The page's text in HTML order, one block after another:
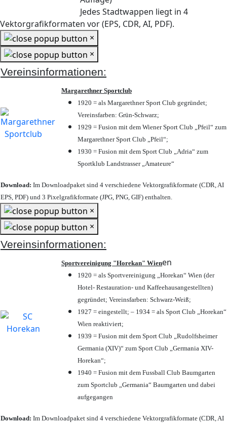
Jedes Stadtwappen liegt in 4
Vektorgrafikformaten vor (EPS, CDR, AI, PDF).
×
×
Vereinsinformationen:
Margarethner Sportclub
1920 = als Margarethner Sport Club gegründet;
Vereinsfarben: Grün-Schwarz;
1929 = Fusion mit dem Wiener Sport Club „Pfeil“ zum
Margarethner Sport Club „Pfeil“;
1930 = Fusion mit dem Sport Club „Adria“ zum
Sportklub Landstrasser „Amateure“
Download: Im Downloadpaket sind 4 verschiedene Vektorgrafikformate (CDR, AI
EPS, PDF) und 3 Pixelgrafikformate (JPG, PNG, GIF) enthalten.
×
×
Vereinsinformationen:
Sportvereinigung "Horekan" Wienen
1920 = als Sportvereinigung „Horekan“ Wien (der
Hotel- Restauration- und Kaffeehausangestellten)
gegründet; Vereinsfarben: Schwarz-Weiß;
1927 = eingestellt; – 1934 = als Sport Club „Horekan“
Wien reaktiviert;
1939 = Fusion mit dem Sport Club „Rudolfsheimer
Germania (XIV)“ zum Sport Club „Germania XIV-
Horekan“;
1940 = Fusion mit dem Fussball Club Baumgarten
zum Sportclub „Germania“ Baumgarten und dabei
aufgegangen
Download: Im Downloadpaket sind 4 verschiedene Vektorgrafikformate (CDR, AI